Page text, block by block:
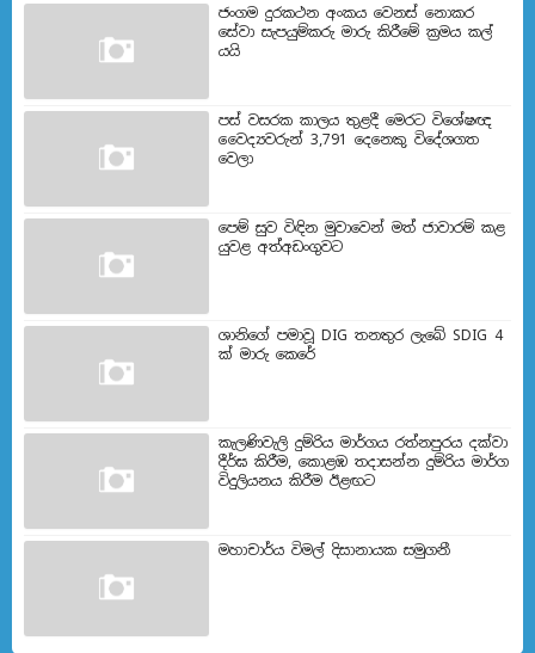
ජංගම දුරකථන අංකය වෙනස් නොකර
සේවා සැපයුම්කරු මාරු කිරීමේ ක්‍රමය කල්
යයි
පස් වසරක කාලය තුළදී මෙරට විශේෂඥ
වෛද්‍යවරුන් 3,791 දෙනෙකු විදේශගත
වෙලා
පෙම් සුව විඳින මුවාවෙන් මත් ජාවාරම් කළ
යුවළ අත්අඩංගුවට
ශානිගේ පමාවූ DIG තනතුර ලැබේ SDIG 4
ක් මාරු කෙරේ
කැලණිවැලි දුම්රිය මාර්ගය රත්නපුරය දක්වා
දීර්ඝ කිරීම, කොළඹ තදාසන්න දුම්රිය මාර්ග
විදුලියනය කිරීම ඊළඟ​ට
මහාචාර්ය විමල් දිසානායක සමුගනී